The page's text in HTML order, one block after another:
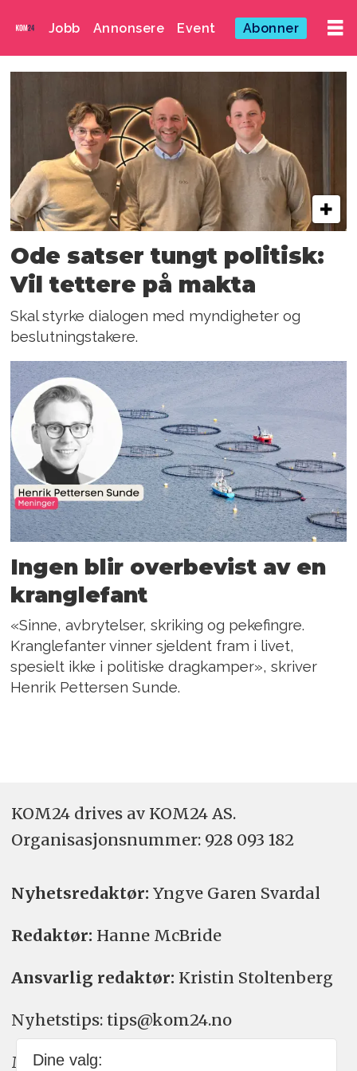
Jobb Annonsere Event Abonner
Emne:
oppdrett
Ode satser tungt politisk:
Vil tettere på makta
Skal styrke dialogen med myndigheter og
beslutningstakere.
Ingen blir overbevist av en
kranglefant
«Sinne, avbrytelser, skriking og pekefingre.
Kranglefanter vinner sjeldent fram i livet,
spesielt ikke i politiske dragkamper», skriver
Henrik Pettersen Sunde.
KOM24 drives av KOM24 AS.
Organisasjons­nummer: 928 093 182
Nyhetsredaktør: Yngve Garen Svardal
Redaktør: Hanne McBride
Ansvarlig redaktør: Kristin Stoltenberg
Nyhetstips: tips@kom24.no
Meninger: meninger@kom24.no
Dine valg: